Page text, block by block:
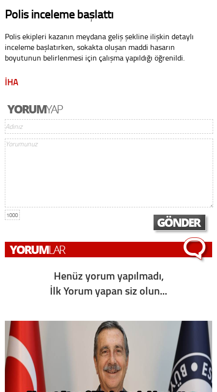
Polis inceleme başlattı
Polis ekipleri kazanın meydana geliş şekline ilişkin detaylı
inceleme başlatırken, sokakta oluşan maddi hasarın
boyutunun belirlenmesi için çalışma yapıldığı öğrenildi.
İHA
1000
Henüz yorum yapılmadı,
İlk Yorum yapan siz olun...